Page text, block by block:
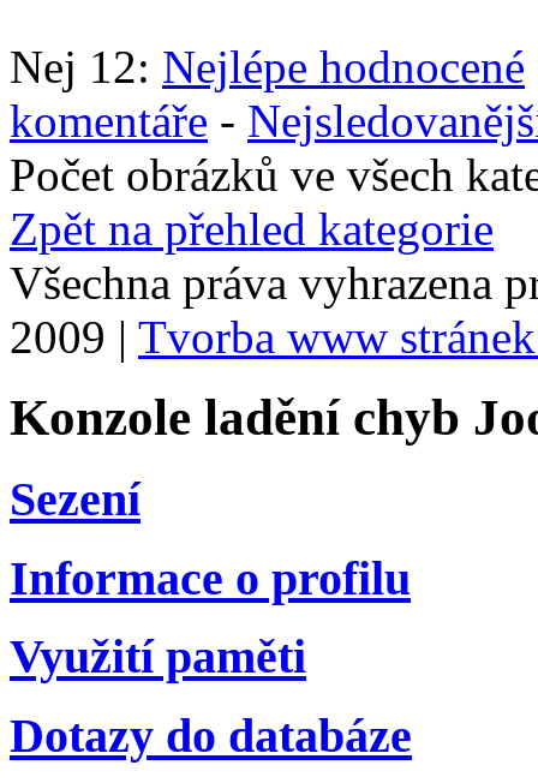
Nej 12: Nejlépe hodnocené
komentáře -
Počet obrázků ve všech
Zpět na přehled kategorie
Všechna práva vyhrazena
2009 | Tvorba www
Konzole ladění chyb
Sezení
Informace o profilu
Využití paměti
Dotazy do databáze